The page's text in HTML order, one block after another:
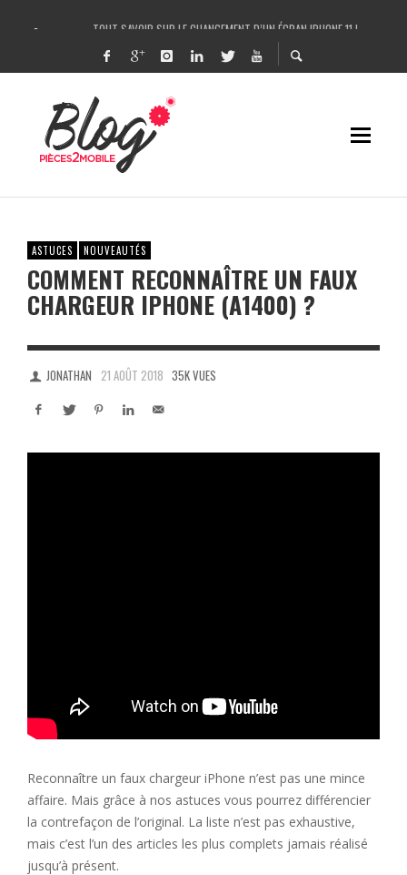
TOUT SAVOIR SUR LE CHANGEMENT D’UN ÉCRAN IPHONE 11 !
COMMENT IDENTIFIER UNE PANNE SUR IPHONE FACILEMENT ET LA RÉPARER ?
UN LASER POUR RÉPARER L’IPHONE X / CHANGER LA VITRE ARRIÈRE DE L’IPHONE
DÉCOUPEUSE DE FILMS DE PROTECTION ANTI-CASSE HYDROGEL – ROCK SPACE
ASTUCES NOUVEAUTÉS
COMMENT RECONNAÎTRE UN FAUX
CHARGEUR IPHONE (A1400) ?
JONATHAN 21 AOÛT 2018 35K VUES
Reconnaître un faux chargeur iPhone n’est pas une mince
affaire. Mais grâce à nos astuces vous pourrez différencier
la contrefaçon de l’original. La liste n’est pas exhaustive,
mais c’est l’un des articles les plus complets jamais réalisé
jusqu’à présent.